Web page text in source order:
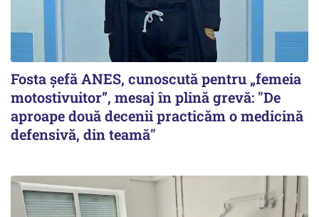
Fosta șefă ANES, cunoscută pentru „femeia
motostivuitor”, mesaj în plină grevă: "De
aproape două decenii practicăm o medicină
defensivă, din teamă"